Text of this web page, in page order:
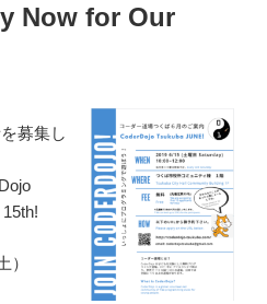
Now for Our
募集し